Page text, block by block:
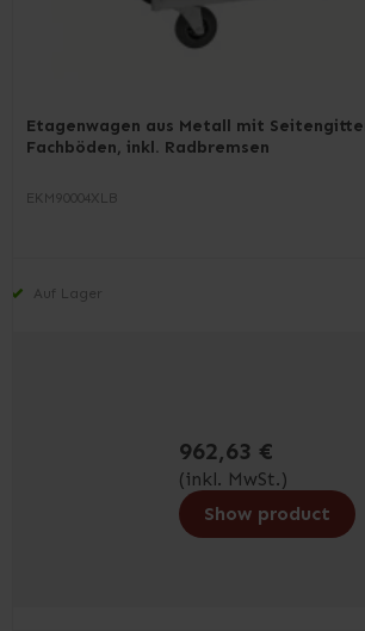
Etagenwagen aus Metall mit
Fachböden, inkl. Radbremsen
EKM90004XLB
Auf Lager
962,63 €
(inkl. MwSt.)
Show product